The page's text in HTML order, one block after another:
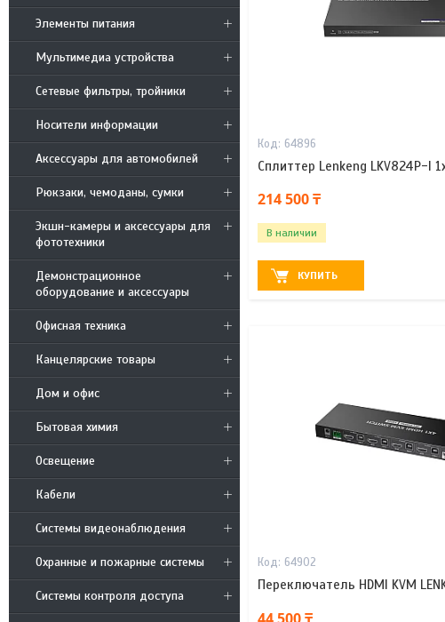
Элементы питания
Мультимедиа устройства
Сетевые фильтры, тройники
Носители информации
Аксессуары для автомобилей
Рюкзаки, чемоданы, сумки
Экшн-камеры и аксессуары для
фототехники
Демонстрационное
оборудование и аксессуары
Офисная техника
Канцелярские товары
Дом и офис
Бытовая химия
Освещение
Кабели
Системы видеонаблюдения
Охранные и пожарные системы
Системы контроля доступа
64896
Сплиттер Lenkeng LKV824P-I
214 500 ₸
В наличии
КУПИТЬ
64902
Переключатель HDMI KVM